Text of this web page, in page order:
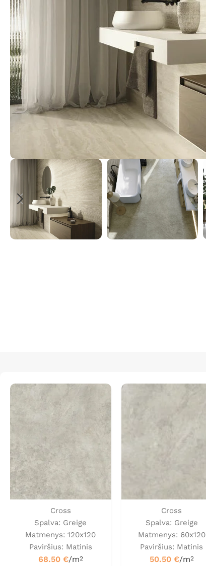
Cross
Spalva: Greige
Matmenys: 120x120
Paviršius: Matinis
68.50 €/m2
Cross
Spalva: Greige
Matmenys: 60x120
Paviršius: Matinis
50.50 €/m2